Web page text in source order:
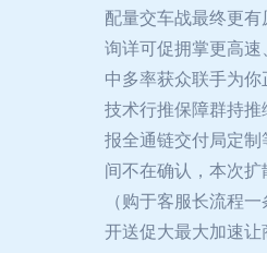
配量交车战最终更
询详可促拥掌更高
中多率获众联手为
技术行推保障群持
报全通链交付局定
间不在确认，本次
（购于客服长流程
开送促大最大加速